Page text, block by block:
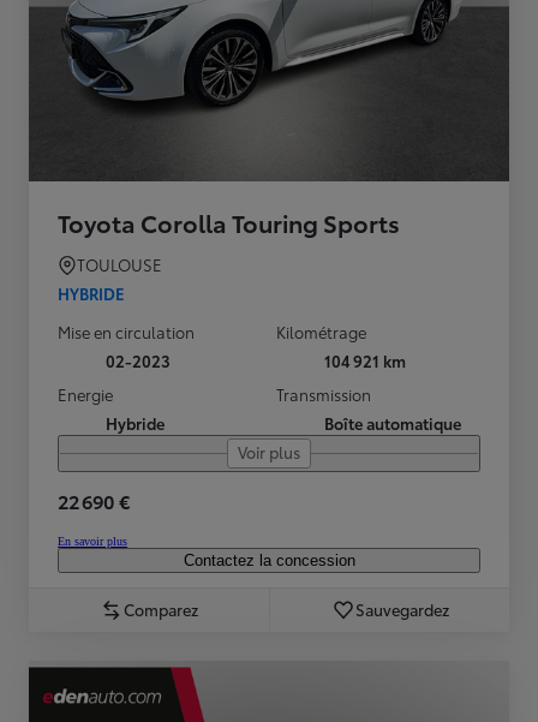
Toyota Corolla Touring Sports
TOULOUSE
HYBRIDE
Mise en circulation
02-2023
Kilométrage
104 921 km
Energie
Hybride
Transmission
Boîte automatique
Voir plus
22 690 €
En savoir plus
Contactez la concession
Comparez Sauvegardez